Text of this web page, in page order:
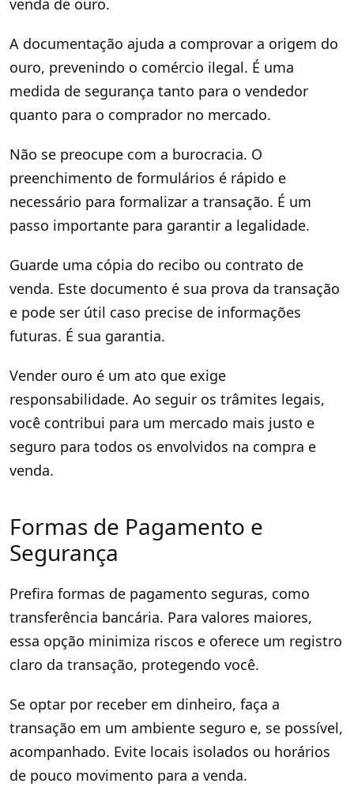
venda de ouro.
A documentação ajuda a comprovar a origem do
ouro, prevenindo o comércio ilegal. É uma
medida de segurança tanto para o vendedor
quanto para o comprador no mercado.
Não se preocupe com a burocracia. O
preenchimento de formulários é rápido e
necessário para formalizar a transação. É um
passo importante para garantir a legalidade.
Guarde uma cópia do recibo ou contrato de
venda. Este documento é sua prova da transação
e pode ser útil caso precise de informações
futuras. É sua garantia.
Vender ouro é um ato que exige
responsabilidade. Ao seguir os trâmites legais,
você contribui para um mercado mais justo e
seguro para todos os envolvidos na compra e
venda.
Formas de Pagamento e
Segurança
Prefira formas de pagamento seguras, como
transferência bancária. Para valores maiores,
essa opção minimiza riscos e oferece um registro
claro da transação, protegendo você.
Se optar por receber em dinheiro, faça a
transação em um ambiente seguro e, se possível,
acompanhado. Evite locais isolados ou horários
de pouco movimento para a venda.